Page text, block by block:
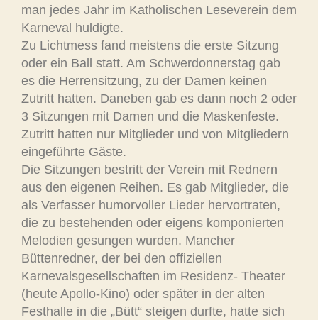
man jedes Jahr im Katholischen Leseverein dem
Karneval huldigte.
Zu Lichtmess fand meistens die erste Sitzung
oder ein Ball statt. Am Schwerdonnerstag gab
es die Herrensitzung, zu der Damen keinen
Zutritt hatten. Daneben gab es dann noch 2 oder
3 Sitzungen mit Damen und die Maskenfeste.
Zutritt hatten nur Mitglieder und von Mitgliedern
eingeführte Gäste.
Die Sitzungen bestritt der Verein mit Rednern
aus den eigenen Reihen. Es gab Mitglieder, die
als Verfasser humorvoller Lieder hervortraten,
die zu bestehenden oder eigens komponierten
Melodien gesungen wurden. Mancher
Büttenredner, der bei den offiziellen
Karnevalsgesellschaften im Residenz- Theater
(heute Apollo-Kino) oder später in der alten
Festhalle in die „Bütt“ steigen durfte, hatte sich